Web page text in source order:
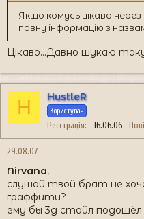
Якщо комусь цікаво через
повну інформацію з
Цікаво...Давно шукаю
H HustleR
Користувач
Реєстрація 16.06.06
29.08.07
Nirvana,
слушай твой брат не
граффити?
ему бы 3д стайл подошёл